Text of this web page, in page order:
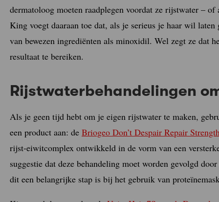
dermatoloog moeten raadplegen voordat ze rijstwater –
King voegt daaraan toe dat, als je serieus je haar wil
van bewezen ingrediënten als minoxidil. Wel zegt ze dat
resultaat te bereiken.
Rijstwaterbehandelingen
Als je geen tijd hebt om je eigen rijstwater te maken,
een product aan: de Briogeo Don’t Despair Repair
rijst-eiwitcomplex ontwikkeld in de vorm van een
suggestie dat deze behandeling moet worden gevolgd
dit een belangrijke stap is bij het gebruik van